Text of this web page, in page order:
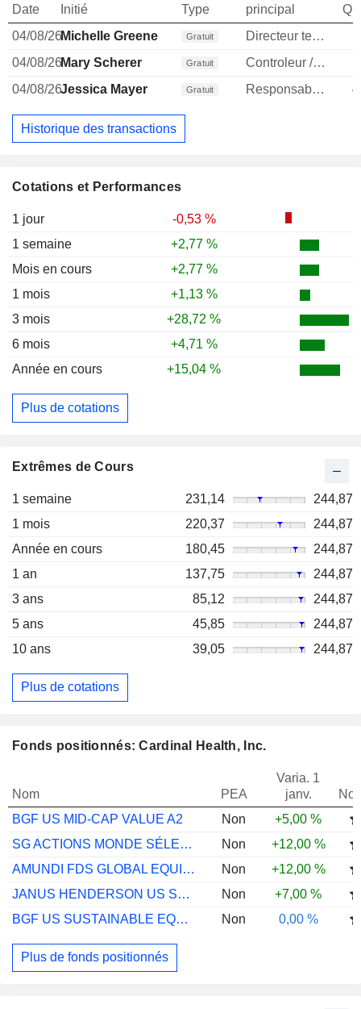
Cotations et Performances
1 jour
-0,53 %
1 semaine
+2,77 %
Mois en cours
+2,77 %
1 mois
+1,13 %
3 mois
+28,72 %
6 mois
+4,71 %
Année en cours
+15,04 %
Plus de cotations
Extrêmes de Cours
1 semaine 231,14
244,87
1 mois
220,37
244,87
Année en cours
180,45
244,87
1 an
137,75
244,87
3 ans
85,12
244,87
5 ans
45,85
244,87
10 ans
39,05 244,87
Plus de cotations
Date Initié Type
principal
04/08/26Michelle Greene Gratuit Directeur technique
04/08/26Mary Scherer Gratuit Controleur / auditeur
04/08/26Jessica Mayer Gratuit Responsable conformite
Historique des transactions
Fonds positionnés: Cardinal Health, Inc.
Nom PEA
Varia. 1
janv.
BGF US MID-CAP VALUE A2
Non
+5,00 %
SG ACTIONS MONDE SÉLECTION C
Non
+12,00 %
AMUNDI FDS GLOBAL EQUITY A EUR C
Non
+12,00 %
JANUS HENDERSON US SM CAP VAL I2 USD
Non
+7,00 %
BGF US SUSTAINABLE EQUITY ZI2
Non 0,00 %
Plus de fonds positionnés